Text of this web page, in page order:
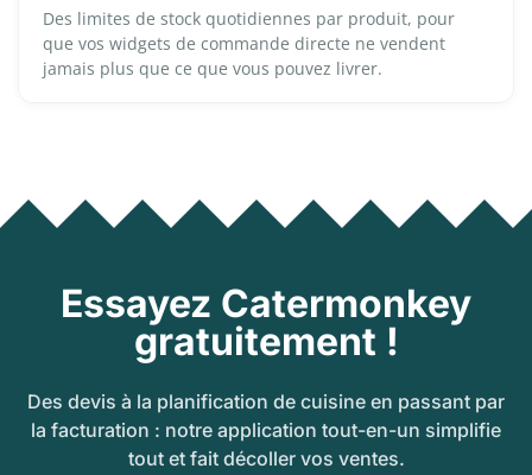
Des limites de stock quotidiennes par produit, pour
que vos widgets de commande directe ne vendent
jamais plus que ce que vous pouvez livrer.
Essayez Catermonkey
gratuitement !
Des devis à la planification de cuisine en passant par
la facturation : notre application tout-en-un simplifie
tout et fait décoller vos ventes.